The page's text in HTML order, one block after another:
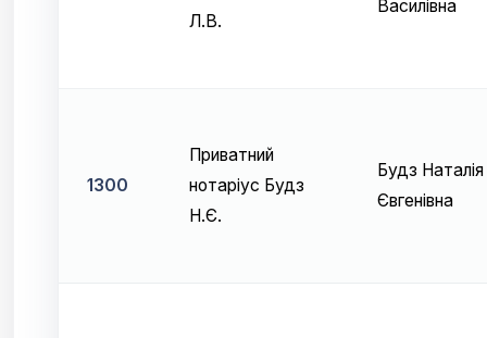
Л.В.
Василівна
1300
Приватний
нотаріус Будз
Н.Є.
Будз Наталія
Євгенівна